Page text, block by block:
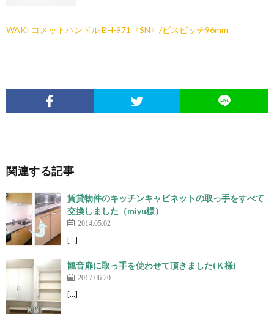
WAKI コメットハンドル BH-971〈SN〉/ビスピッチ96mm
関連する記事
賃貸物件のキッチンキャビネットの取っ手をすべて
交換しました（miyu様）
2014.05.02
[…]
観音扉に取っ手を使わせて頂きました(Ｋ様)
2017.06.20
[…]